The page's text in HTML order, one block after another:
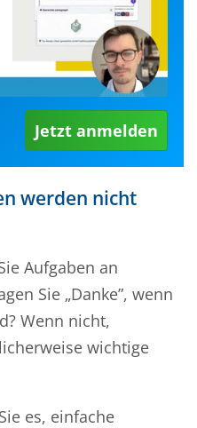
Jetzt anmelden
werden nicht
Aufgaben an
Sie „Danke”, wenn
Wenn nicht,
wichtige
es, einfache